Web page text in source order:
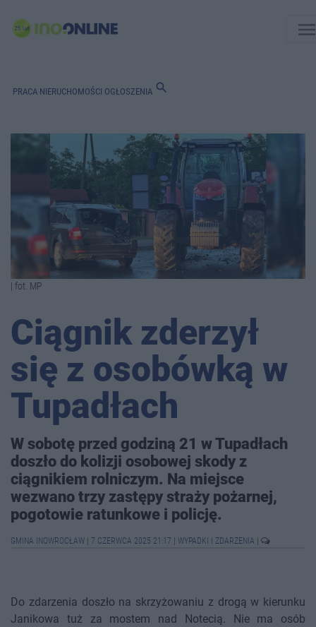
PRACA NIERUCHOMOŚCI OGŁOSZENIA search
| fot. MP
Ciągnik zderzył
się z osobówką w
Tupadłach
W sobotę przed godziną 21 w Tupadłach
doszło do kolizji osobowej skody z
ciągnikiem rolniczym. Na miejsce
wezwano trzy zastępy straży pożarnej,
pogotowie ratunkowe i policję.
GMINA INOWROCŁAW 7 CZERWCA 2025 21:17 WYPADKI I ZDARZENIA
Do zdarzenia doszło na skrzyżowaniu z drogą w kierunku
Janikowa tuż za mostem nad Notecią. Nie ma osób